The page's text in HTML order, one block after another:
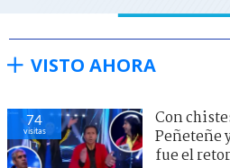
VISTO AHORA
74
visitas
Con
Peñeteñe
fue el